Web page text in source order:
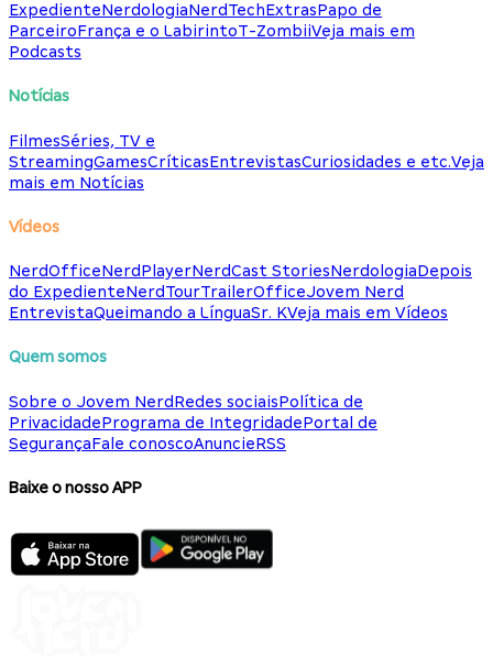
ExpedienteNerdologiaNerdTechExtrasPapo de
ParceiroFrança e o LabirintoT-ZombiiVeja mais em
Podcasts
Notícias
FilmesSéries, TV e
StreamingGamesCríticasEntrevistasCuriosidades e etc.Veja
mais em Notícias
Vídeos
NerdOfficeNerdPlayerNerdCast StoriesNerdologiaDepois
do ExpedienteNerdTourTrailerOfficeJovem Nerd
EntrevistaQueimando a LínguaSr. KVeja mais em Vídeos
Quem somos
Sobre o Jovem NerdRedes sociaisPolítica de
PrivacidadePrograma de IntegridadePortal de
SegurançaFale conoscoAnuncieRSS
Baixe o nosso APP